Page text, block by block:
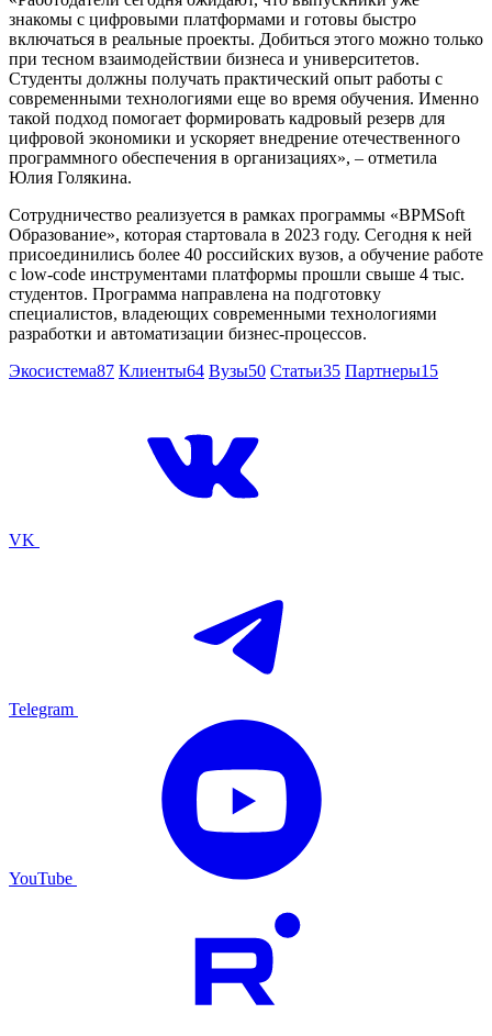
знакомы с цифровыми платформами и готовы быстро
включаться в реальные проекты. Добиться этого можно только
при тесном взаимодействии бизнеса и университетов.
Студенты должны получать практический опыт работы с
современными технологиями еще во время обучения. Именно
такой подход помогает формировать кадровый резерв для
цифровой экономики и ускоряет внедрение отечественного
программного обеспечения в организациях», – отметила
Юлия Голякина.
Сотрудничество реализуется в рамках программы «BPMSoft
Образование», которая стартовала в 2023 году. Сегодня к ней
присоединились более 40 российских вузов, а обучение работе
с low-code инструментами платформы прошли свыше 4 тыс.
студентов. Программа направлена на подготовку
специалистов, владеющих современными технологиями
разработки и автоматизации бизнес-процессов.
Экосистема87 Клиенты64 Вузы50 Статьи35 Партнеры15
VK
Telegram
YouTube